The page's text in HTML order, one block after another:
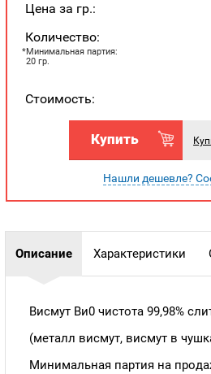
Цена за гр.:
Количество:
Минимальная партия:
20 гр.
Стоимость:
Купить
Нашли дешевле?
Описание Характеристики
Висмут Ви0 чистота 99,98%
(металл висмут, висмут в
Минимальная партия на